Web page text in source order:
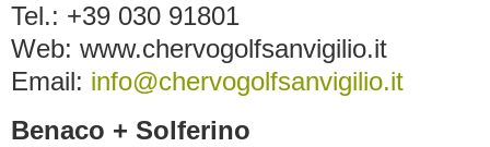
Tel.: +39 030 91801
Web: www.chervogolfsanvigilio.it
Email: info@chervogolfsanvigilio.it
Benaco + Solferino